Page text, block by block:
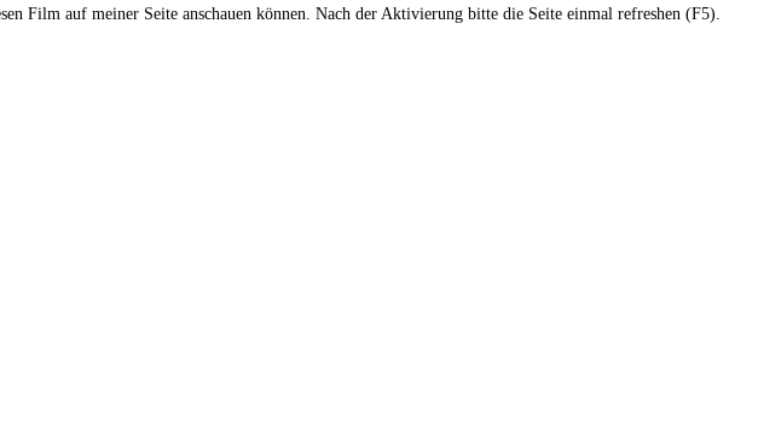
Film auf meiner Seite anschauen können. Nach der Aktivierung bitte die Seite einmal refreshen (F5).